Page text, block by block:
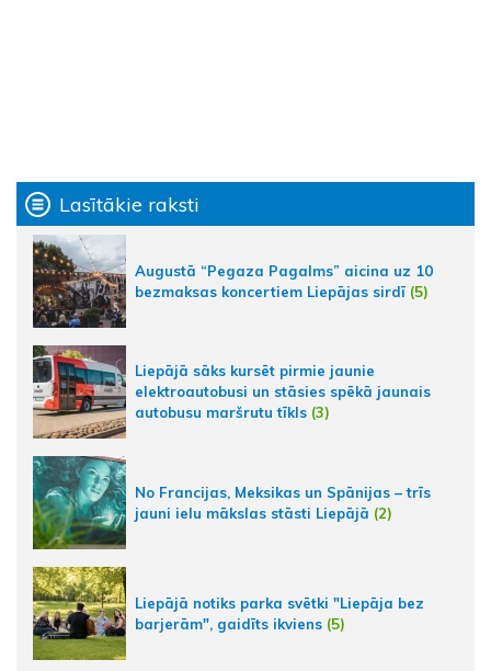
Lasītākie raksti
Augustā “Pegaza Pagalms” aicina uz 10
bezmaksas koncertiem Liepājas sirdī (5)
Liepājā sāks kursēt pirmie jaunie
elektroautobusi un stāsies spēkā jaunais
autobusu maršrutu tīkls (3)
No Francijas, Meksikas un Spānijas – trīs
jauni ielu mākslas stāsti Liepājā (2)
Liepājā notiks parka svētki "Liepāja bez
barjerām", gaidīts ikviens (5)